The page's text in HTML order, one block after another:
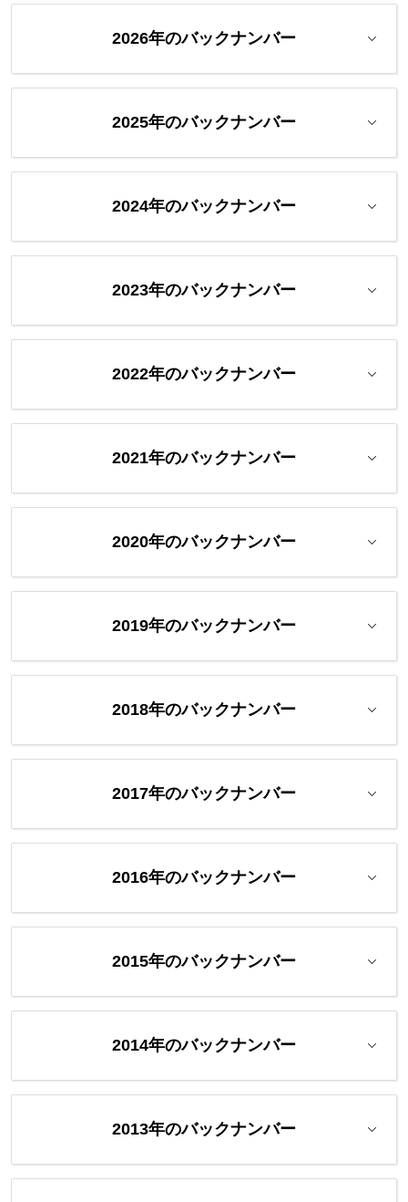
2026年のバックナンバー
2025年のバックナンバー
2024年のバックナンバー
2023年のバックナンバー
2022年のバックナンバー
2021年のバックナンバー
2020年のバックナンバー
2019年のバックナンバー
2018年のバックナンバー
2017年のバックナンバー
2016年のバックナンバー
2015年のバックナンバー
2014年のバックナンバー
2013年のバックナンバー